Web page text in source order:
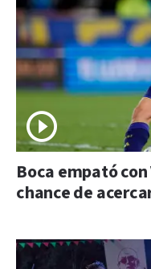
Boca empató
chance de